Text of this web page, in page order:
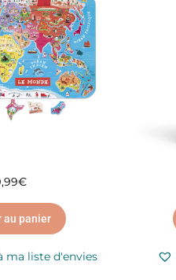
€
au panier
ma liste d'envies